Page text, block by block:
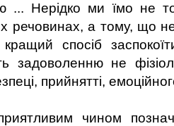
... Нерідко ми їмо не
речовинах, а тому, що
спосіб
задоволенню не
прийнятті,
чином